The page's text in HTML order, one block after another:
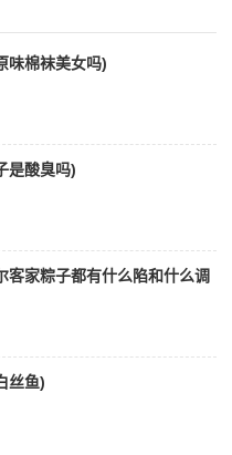
味棉袜美女吗)
是酸臭吗)
客家粽子都有什么陷和什么调
丝鱼)